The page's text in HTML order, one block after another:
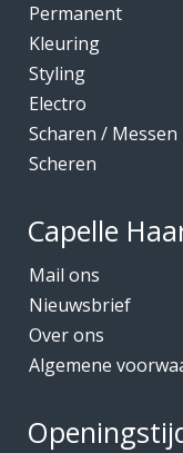
Permanent
Kleuring
Styling
Electro
Scharen / Messen
Scheren
Capelle
Mail ons
Nieuwsbrief
Over ons
Algemene